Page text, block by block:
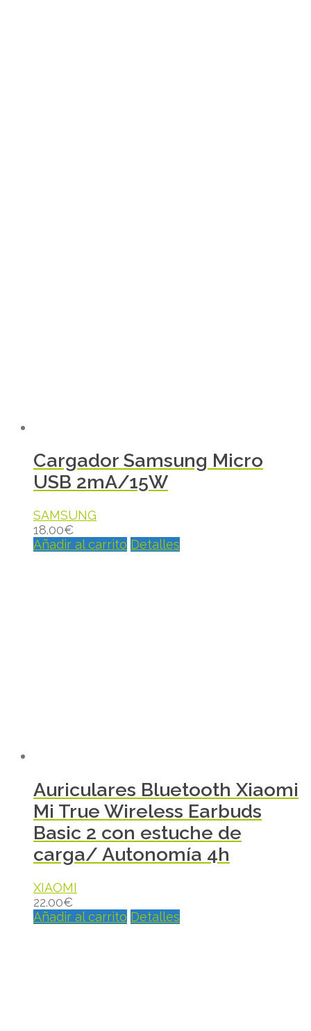
Cargador Samsung Micro
USB 2mA/15W
SAMSUNG
18.00€
Añadir al carrito Detalles
Auriculares Bluetooth Xiaomi
Mi True Wireless Earbuds
Basic 2 con estuche de
carga/ Autonomía 4h
XIAOMI
22.00€
Añadir al carrito Detalles